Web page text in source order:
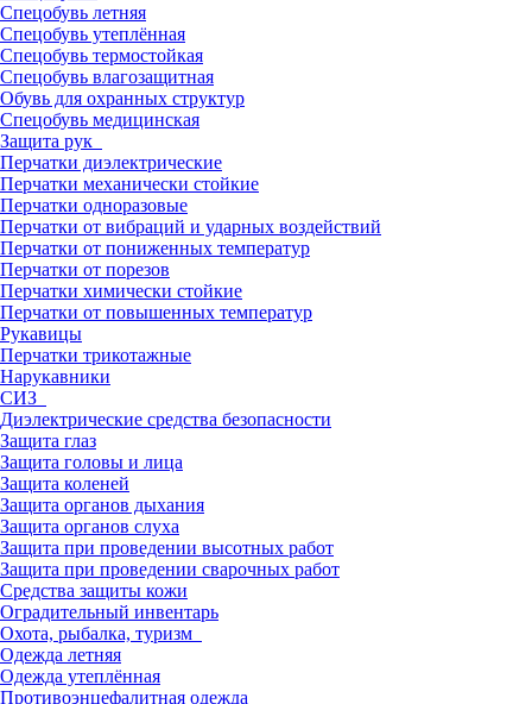
Спецобувь летняя
Спецобувь утеплённая
Спецобувь термостойкая
Спецобувь влагозащитная
Обувь для охранных структур
Спецобувь медицинская
Защита рук
Перчатки диэлектрические
Перчатки механически стойкие
Перчатки одноразовые
Перчатки от вибраций и ударных воздействий
Перчатки от пониженных температур
Перчатки от порезов
Перчатки химически стойкие
Перчатки от повышенных температур
Рукавицы
Перчатки трикотажные
Нарукавники
СИЗ
Диэлектрические средства безопасности
Защита глаз
Защита головы и лица
Защита коленей
Защита органов дыхания
Защита органов слуха
Защита при проведении высотных работ
Защита при проведении сварочных работ
Средства защиты кожи
Оградительный инвентарь
Охота, рыбалка, туризм
Одежда летняя
Одежда утеплённая
Противоэнцефалитная одежда